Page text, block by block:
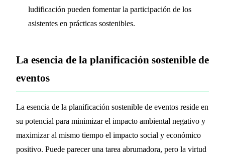
ludificación pueden fomentar la participación de los
asistentes en prácticas sostenibles.
La esencia de la planificación sostenible de
eventos
La esencia de la planificación sostenible de eventos reside en
su potencial para minimizar el impacto ambiental negativo y
maximizar al mismo tiempo el impacto social y económico
positivo. Puede parecer una tarea abrumadora, pero la virtud